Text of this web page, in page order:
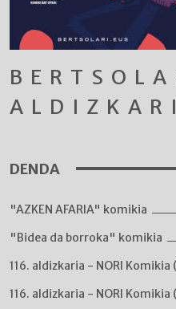
DENDA
"AZKEN AFARIA" komikia
"Bidea da borroka" komikia
116. aldizkaria - NORI Komikia
116. aldizkaria - NORI